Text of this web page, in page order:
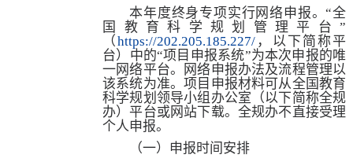
本年度终身专项实行网络申报。“全
国教育科学规划管理平台”
（https://202.205.185.227/ ，以下简称平
台）中的“项目申报系统”为本次申报的唯
一网络平台。网络申报办法及流程管理以
该系统为准。项目申报材料可从全国教育
科学规划领导小组办公室（以下简称全规
办）平台或网站下载。全规办不直接受理
个人申报。
（一）申报时间安排